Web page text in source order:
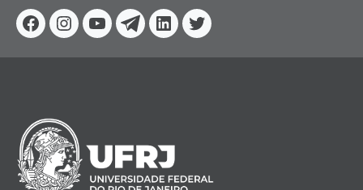
Facebook
Instagram
YoutubeTelegram
Linkedin
Twitter